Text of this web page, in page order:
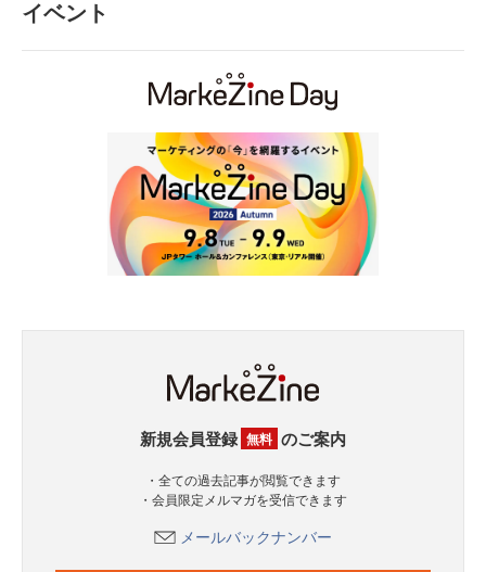
イベント
新規会員登録 無料 のご案内
・全ての過去記事が閲覧できます
・会員限定メルマガを受信できます
メールバックナンバー